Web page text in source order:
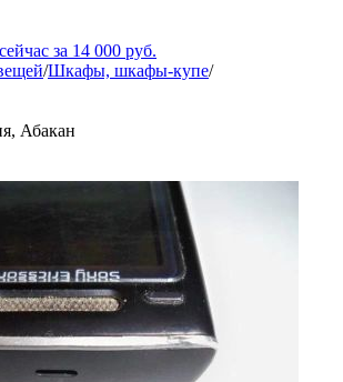
за 14 000 руб.
/Шкафы, шкафы-купе/
Абакан